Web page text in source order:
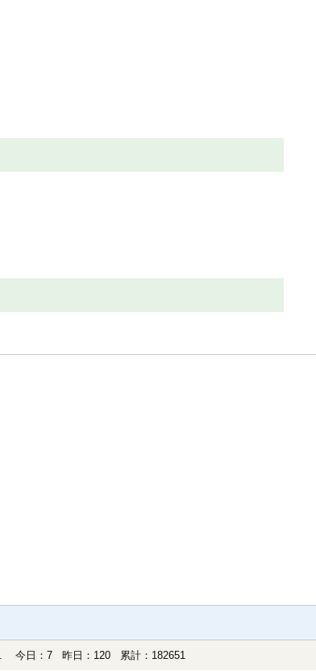
今日：7 昨日：120 累計：182651